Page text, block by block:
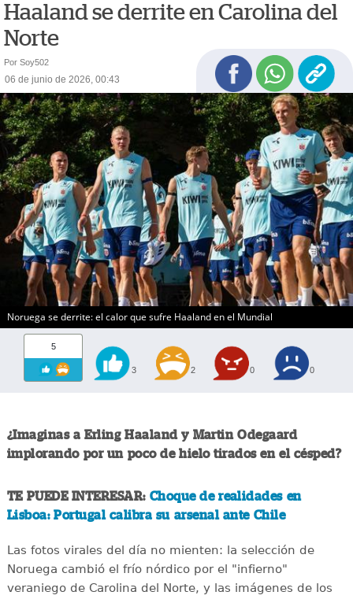
Haaland se derrite en Carolina del
Norte
Por Soy502
06 de junio de 2026, 00:43
Noruega se derrite: el calor que sufre Haaland en el Mundial
5
3 2 0 0
¿Imaginas a Erling Haaland y Martin Odegaard
implorando por un poco de hielo tirados en el césped?
TE PUEDE INTERESAR: Choque de realidades en
Lisboa: Portugal calibra su arsenal ante Chile
Las fotos virales del día no mienten: la selección de
Noruega cambió el frío nórdico por el "infierno"
veraniego de Carolina del Norte, y las imágenes de los